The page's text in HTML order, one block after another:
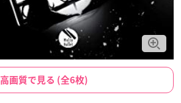
高画質で見る (全6枚)